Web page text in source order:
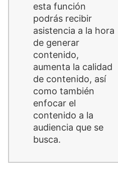
esta función
podrás recibir
asistencia a la hora
de generar
contenido,
aumenta la calidad
de contenido, así
como también
enfocar el
contenido a la
audiencia que se
busca.